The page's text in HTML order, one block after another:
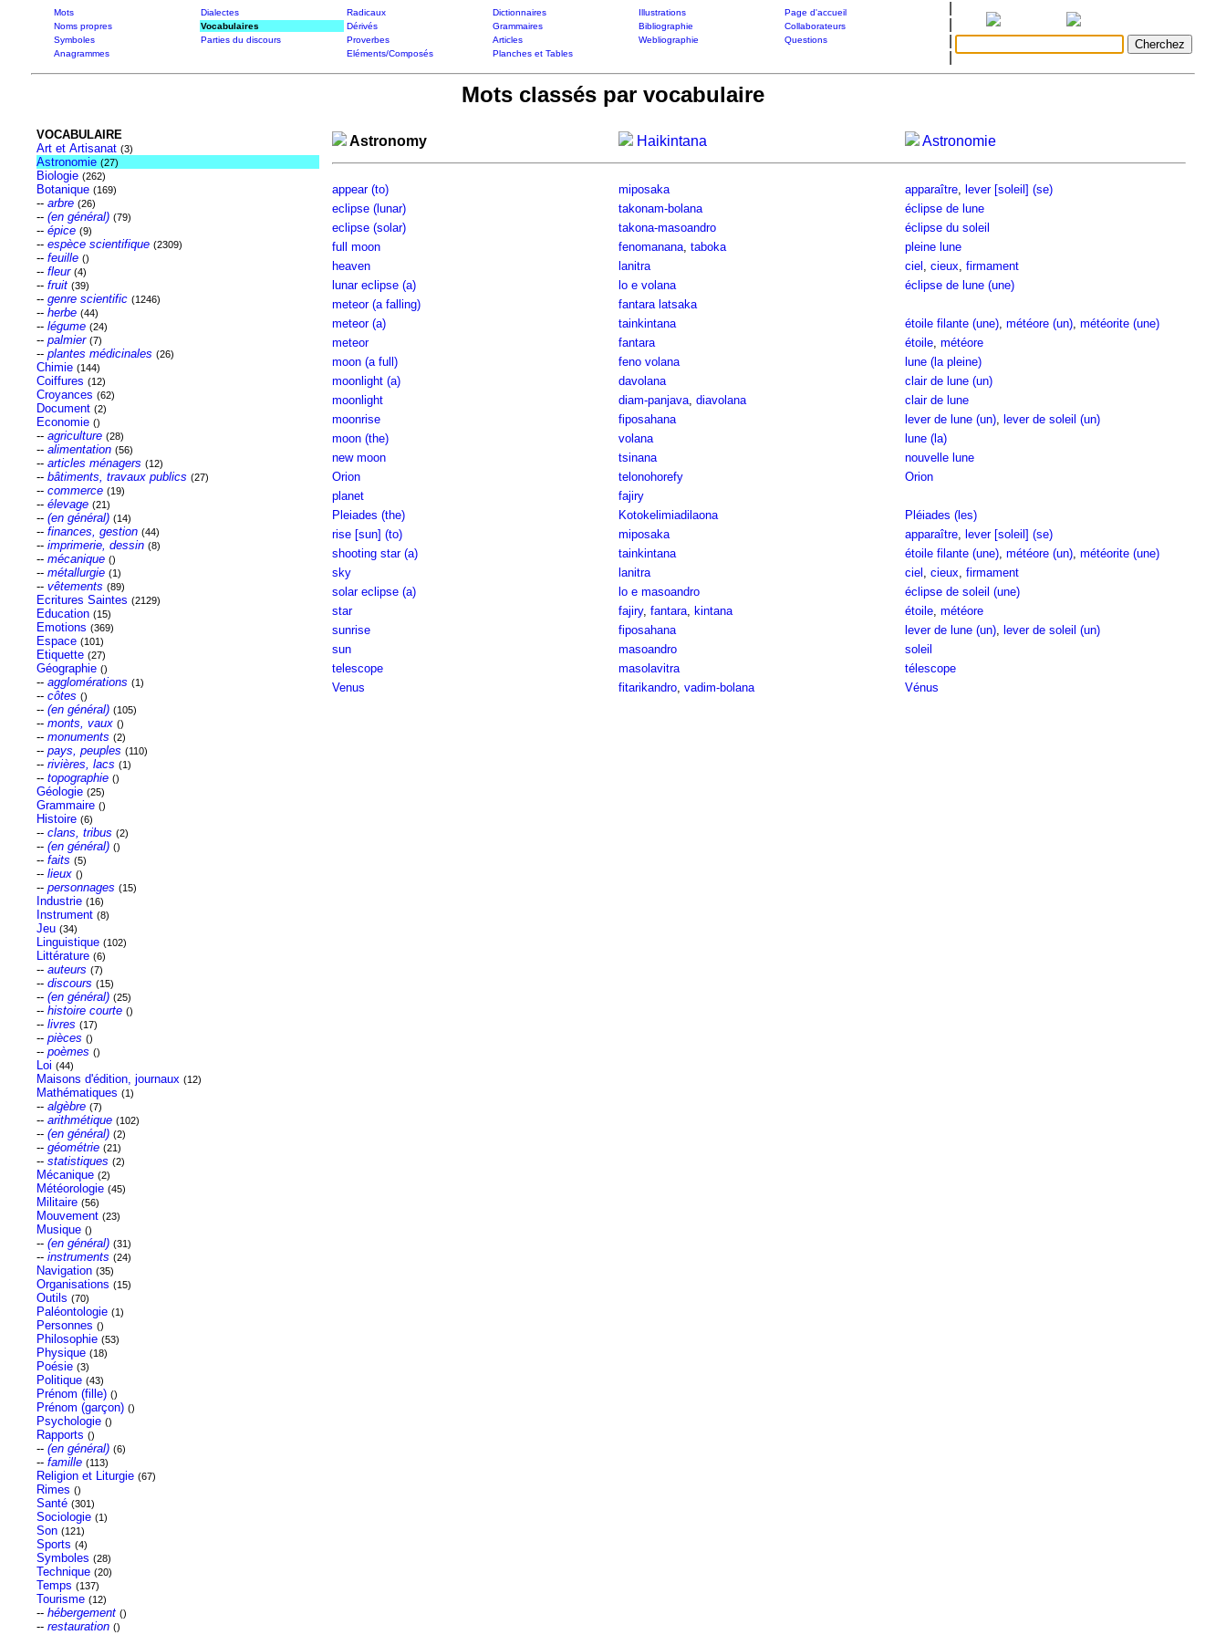
Mots Dialectes Radicaux Dictionnaires Illustrations
Page d'accueil
Noms propres
Vocabulaires Dérivés Grammaires Bibliographie
Collaborateurs
Symboles
Parties du discours Proverbes Articles Webliographie
Questions
Anagrammes
Eléments/Composés Planches et Tables
Mots classés par vocabulaire
VOCABULAIRE
Art et Artisanat (3)
Astronomie (27)
Biologie (262)
Botanique (169)
-- arbre (26)
-- (en général) (79)
-- épice (9)
-- espèce scientifique (2309)
-- feuille ()
-- fleur (4)
-- fruit (39)
-- genre scientific (1246)
-- herbe (44)
-- légume (24)
-- palmier (7)
-- plantes médicinales (26)
Chimie (144)
Coiffures (12)
Croyances (62)
Document (2)
Economie ()
-- agriculture (28)
-- alimentation (56)
-- articles ménagers (12)
-- bâtiments, travaux publics (27)
-- commerce (19)
-- élevage (21)
-- (en général) (14)
-- finances, gestion (44)
-- imprimerie, dessin (8)
-- mécanique ()
-- métallurgie (1)
-- vêtements (89)
Ecritures Saintes (2129)
Education (15)
Emotions (369)
Espace (101)
Etiquette (27)
Géographie ()
-- agglomérations (1)
-- côtes ()
-- (en général) (105)
-- monts, vaux ()
-- monuments (2)
-- pays, peuples (110)
-- rivières, lacs (1)
-- topographie ()
Géologie (25)
Grammaire ()
Histoire (6)
-- clans, tribus (2)
-- (en général) ()
-- faits (5)
-- lieux ()
-- personnages (15)
Industrie (16)
Instrument (8)
Jeu (34)
Linguistique (102)
Littérature (6)
-- auteurs (7)
-- discours (15)
-- (en général) (25)
-- histoire courte ()
-- livres (17)
-- pièces ()
-- poèmes ()
Loi (44)
Maisons d'édition, journaux (12)
Mathématiques (1)
-- algèbre (7)
-- arithmétique (102)
-- (en général) (2)
-- géométrie (21)
-- statistiques (2)
Mécanique (2)
Météorologie (45)
Militaire (56)
Mouvement (23)
Musique ()
-- (en général) (31)
-- instruments (24)
Navigation (35)
Organisations (15)
Outils (70)
Paléontologie (1)
Personnes ()
Philosophie (53)
Physique (18)
Poésie (3)
Politique (43)
Prénom (fille) ()
Prénom (garçon) ()
Psychologie ()
Rapports ()
-- (en général) (6)
-- famille (113)
Religion et Liturgie (67)
Rimes ()
Santé (301)
Sociologie (1)
Son (121)
Sports (4)
Symboles (28)
Technique (20)
Temps (137)
Tourisme (12)
-- hébergement ()
-- restauration ()
Astronomy Haikintana Astronomie
appear (to) miposaka apparaître, lever [soleil] (se)
eclipse (lunar)
takonam-bolana
éclipse de lune
eclipse (solar)
takona-masoandro
éclipse du soleil
full moon
fenomanana, taboka
pleine lune
heaven
lanitra ciel , cieux, firmament
lunar eclipse (a)
lo e volana
éclipse de lune (une)
meteor (a falling)
fantara latsaka
meteor (a)
tainkintana étoile filante (une), météore (un), météorite (une)
meteor
fantara étoile, météore
moon (a full)
feno volana
lune (la pleine)
moonlight (a)
davolana
clair de lune (un)
moonlight
diam-panjava, diavolana
clair de lune
moonrise
fiposahana lever de lune (un), lever de soleil (un)
moon (the)
volana
lune (la)
new moon
tsinana
nouvelle lune
Orion
telonohorefy
Orion
planet
fajiry
Pleiades (the)
Kotokelimiadilaona
Pléiades (les)
rise [sun] (to)
miposaka apparaître, lever [soleil] (se)
shooting star (a)
tainkintana étoile filante (une), météore (un), météorite (une)
sky
lanitra ciel , cieux, firmament
solar eclipse (a)
lo e masoandro
éclipse de soleil (une)
star
fajiry, fantara, kintana étoile, météore
sunrise
fiposahana lever de lune (un), lever de soleil (un)
sun
masoandro
soleil
telescope
masolavitra
télescope
Venus
fitarikandro, vadim-bolana Vénus